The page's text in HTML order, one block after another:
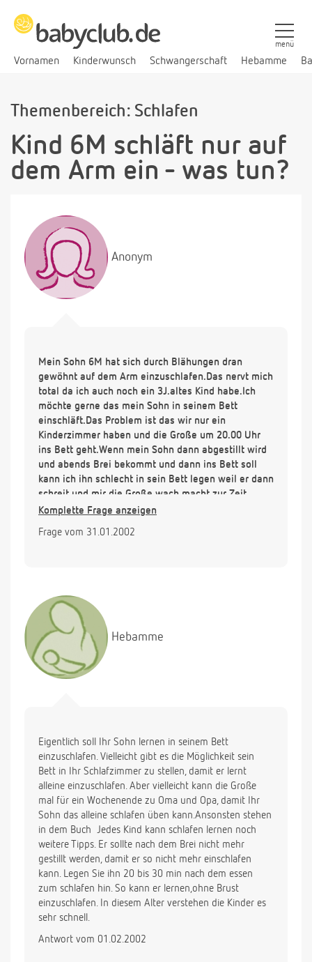
Vornamen Kinderwunsch Schwangerschaft Hebamme
menü
Themenbereich: Schlafen
Kind 6M schläft nur auf
dem Arm ein - was tun?
Anonym
Mein Sohn 6M hat sich durch Blähungen dran
gewöhnt auf dem Arm einzuschlafen.Das nervt mich
total da ich auch noch ein 3J.altes Kind habe.Ich
möchte gerne das mein Sohn in seinem Bett
einschläft.Das Problem ist das wir nur ein
Kinderzimmer haben und die Große um 20.00 Uhr
ins Bett geht.Wenn mein Sohn dann abgestillt wird
und abends Brei bekommt und dann ins Bett soll
kann ich ihn schlecht in sein Bett legen weil er dann
schreit und mir die Große wach macht.zur Zeit
schläft er im Wohnzimmer ein und dann bringe ich
Es wäre toll wenn sie einen Tipp hätten!!!
Komplette Frage anzeigen
Frage vom 31.01.2002
Hebamme
Eigentlich soll Ihr Sohn lernen in seinem Bett
einzuschlafen. Vielleicht gibt es die Möglichkeit sein
Bett in Ihr Schlafzimmer zu stellen, damit er lernt
alleine einzuschlafen. Aber vielleicht kann die Große
mal für ein Wochenende zu Oma und Opa, damit Ihr
Sohn das alleine schlafen üben kann.Ansonsten stehen
in dem Buch  Jedes Kind kann schlafen lernen noch
weitere Tipps. Er sollte nach dem Brei nicht mehr
gestillt werden, damit er so nicht mehr einschlafen
kann. Legen Sie ihn 20 bis 30 min nach dem essen
zum schlafen hin. So kann er lernen,ohne Brust
einzuschlafen. In diesem Alter verstehen die Kinder es
sehr schnell.
Antwort vom 01.02.2002